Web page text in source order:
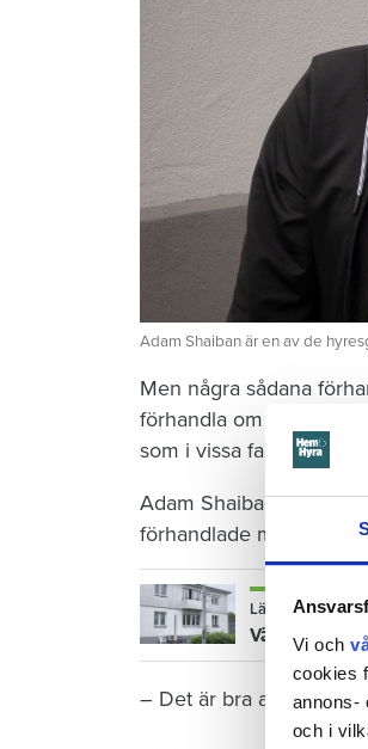
Vi och
cookies
annons-
och i
Adam Shaiban är en av de
Men några sådana
förhandla om hyrorna,
som i vissa fall var flera
Adam Shaiban är en
förhandlade
Läs också
Värden ville
– Det är bra att de